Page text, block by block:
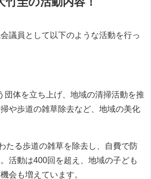
議員として以下のような活動を行っ
団体を立ち上げ、地域の清掃活動を推
や歩道の雑草除去など、地域の美化
たる歩道の雑草を除去し、自費で防
活動は400回を超え、地域の子ども
会も増えています。